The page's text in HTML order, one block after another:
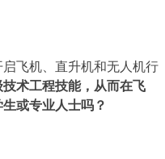
飞机、直升机和无人机行
术工程技能，从而在飞
或专业人士吗？